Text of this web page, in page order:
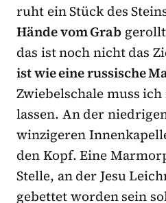
ruht ein Stück des
Hände vom Grab
das ist noch nicht das
ist wie eine russische
Zwiebelschale muss
lassen. An der
winzigeren
den Kopf. Eine
Stelle, an der Jesu
gebettet worden sein